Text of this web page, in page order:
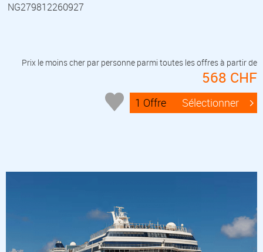
NG279812260927
Prix le moins cher par personne parmi toutes les offres à partir de
568 CHF
1 Offre Sélectionner